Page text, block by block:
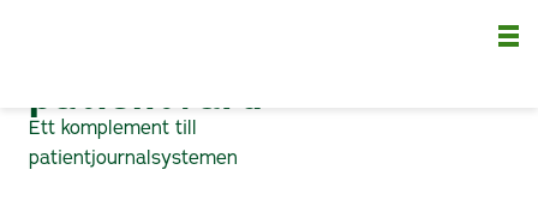
patientvård
Ett komplement till
patientjournalsystemen